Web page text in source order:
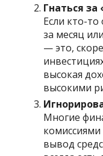
Гнаться
Если кто-
за месяц
— это,
высокая
высокими
Многие
комиссиями
вывод